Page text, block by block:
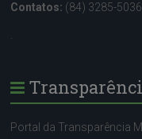
Contatos: (84) 3285-
.
Portal da Transparência